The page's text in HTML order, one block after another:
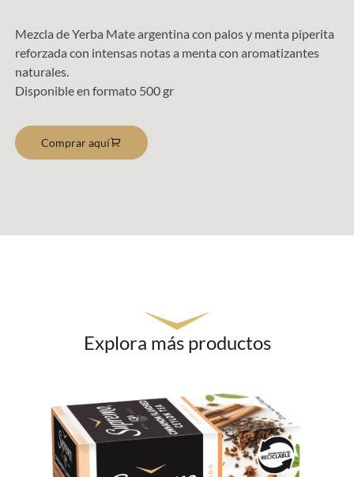
Mezcla de Yerba Mate argentina con palos y menta piperita
reforzada con intensas notas a menta con aromatizantes
naturales.
Disponible en formato 500 gr
Comprar aquí
Explora más productos